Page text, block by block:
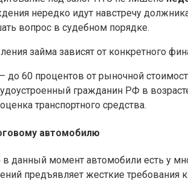
нередко идут навстречу
вопрос в судебном порядке.
займа зависят от конкретного
до 60 процентов от рыночной
гражданин РФ в
транспортного средства.
автомобилю
в данный момент автомобили есть у
предъявляет жесткие требования